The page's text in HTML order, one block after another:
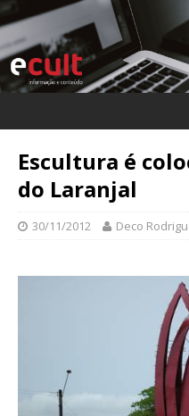
Escultura é
do Laranjal
30/11/2012 Deco